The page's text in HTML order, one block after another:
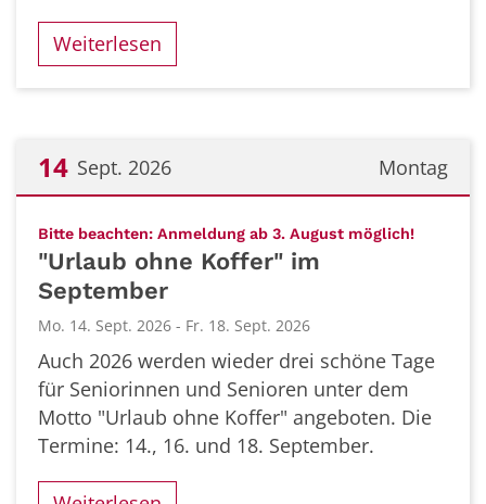
Weiterlesen
Montag
14 Sept. 2026
Bitte beachten: Anmeldung ab 3. August möglich!:
"Urlaub ohne Koffer" im
September
Mo. 14. Sept. 2026 - Fr. 18. Sept. 2026
Auch 2026 werden wieder drei schöne Tage
für Seniorinnen und Senioren unter dem
Motto "Urlaub ohne Koffer" angeboten. Die
Termine: 14., 16. und 18. September.